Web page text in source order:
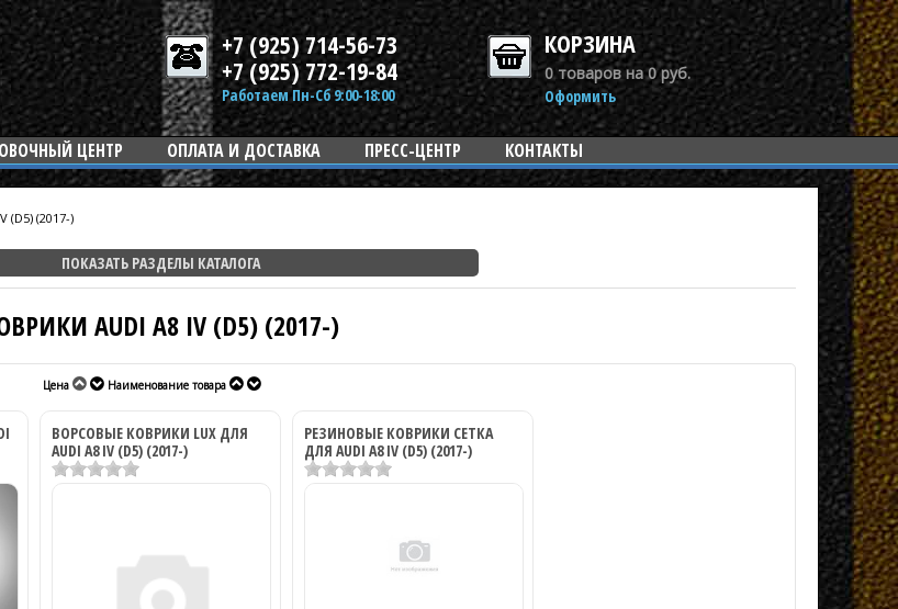
+7 (925) 714-56-73
+7 (925) 772-19-84
Работаем Пн-Сб 9:00-18:00
КОРЗИНА
0 товаров на 0 руб.
Оформить
ЦЕНТР ОПЛАТА И ДОСТАВКА ПРЕСС-ЦЕНТР КОНТАКТЫ
(D5) (2017-)
ПОКАЗАТЬ РАЗДЕЛЫ КАТАЛОГА
AUDI A8 IV (D5) (2017-)
Цена Наименование товара
ВОРСОВЫЕ КОВРИКИ LUX ДЛЯ
AUDI A8 IV (D5) (2017-)
РЕЗИНОВЫЕ КОВРИКИ СЕТКА
ДЛЯ AUDI A8 IV (D5) (2017-)